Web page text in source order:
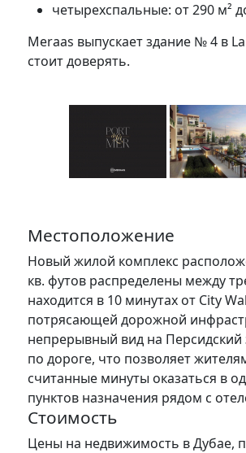
четырехспальные: от 290 м²
Meraas выпускает здание № 4 в
стоит доверять.
Местоположение
Новый жилой комплекс
кв. футов распределены между
находится в 10 минутах от City
потрясающей дорожной
непрерывный вид на
по дороге, что позволяет
считанные минуты оказаться в
пунктов назначения рядом с
Стоимость
Цены на недвижимость в Дубае,